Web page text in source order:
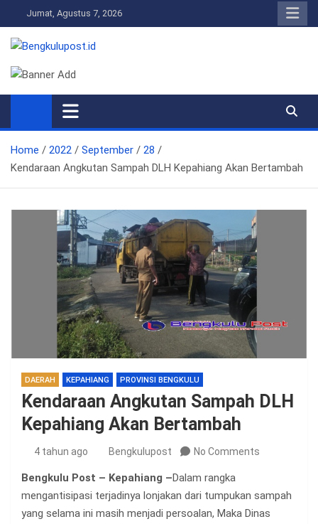
to
content
Jumat, Agustus 7, 2026
Bengkulupost.id
Bengkulupost
Home 2022 September
28
Kendaraan Angkutan Sampah DLH Kepahiang Akan Bertambah
DAERAH KEPAHIANG PROVINSI BENGKULU
Kendaraan Angkutan Sampah DLH
Kepahiang Akan Bertambah
4 tahun ago Bengkulupost No Comments
Bengkulu Post – Kepahiang –Dalam rangka
mengantisipasi terjadinya lonjakan dari tumpukan sampah
yang selama ini masih menjadi persoalan, Maka Dinas